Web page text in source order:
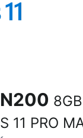
11 PRO